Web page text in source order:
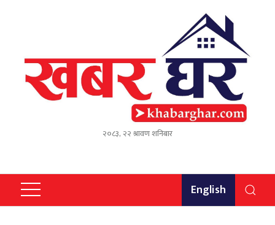
२०८३, २२ श्रावण शनिबार
English